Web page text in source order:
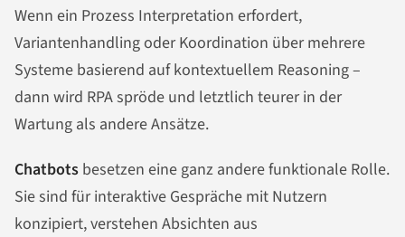
Wenn ein Prozess Interpretation erfordert,
Variantenhandling oder Koordination über mehrere
Systeme basierend auf kontextuellem Reasoning –
dann wird RPA spröde und letztlich teurer in der
Wartung als andere Ansätze.
Chatbots besetzen eine ganz andere funktionale Rolle.
Sie sind für interaktive Gespräche mit Nutzern
konzipiert, verstehen Absichten aus